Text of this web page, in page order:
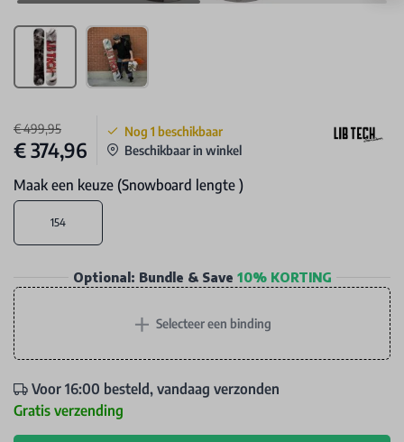
€ 499,95
€ 374,96
Nog 1 beschikbaar
Beschikbaar in winkel
Maak een keuze (Snowboard lengte )
154
Optional: Bundle & Save 10% KORTING
+ Selecteer een binding
Voor 16:00 besteld, vandaag verzonden
Gratis verzending